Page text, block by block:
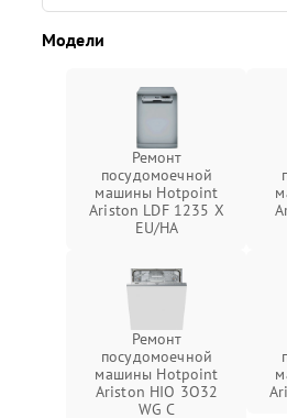
Модели
Ремонт
посудомоечной
машины Hotpoint
Ariston LDF 1235 X
EU/HA
Ремонт
посудомоечной
машины Hotpoint
Ariston HIO 3O32
WG C